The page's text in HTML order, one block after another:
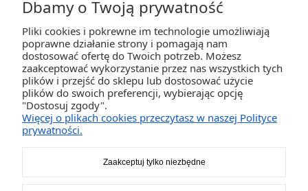
ZAKUPY
POMOC
Dbamy o Twoją prywatność
Pliki cookies i pokrewne im technologie umożliwiają
poprawne działanie strony i pomagają nam
dostosować ofertę do Twoich potrzeb. Możesz
zaakceptować wykorzystanie przez nas wszystkich tych
plików i przejść do sklepu lub dostosować użycie
plików do swoich preferencji, wybierając opcję
"Dostosuj zgody".
Więcej o plikach cookies przeczytasz w naszej Polityce
prywatności.
Zaakceptuj tylko niezbędne